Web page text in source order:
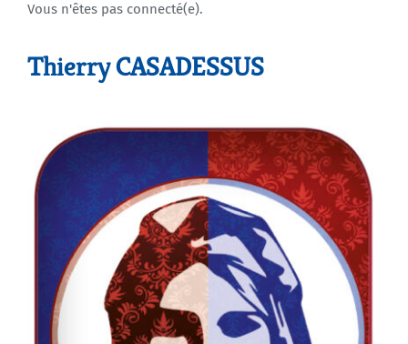
Agenda
Vous n'êtes pas connecté(e).
Thierry CASADESSUS